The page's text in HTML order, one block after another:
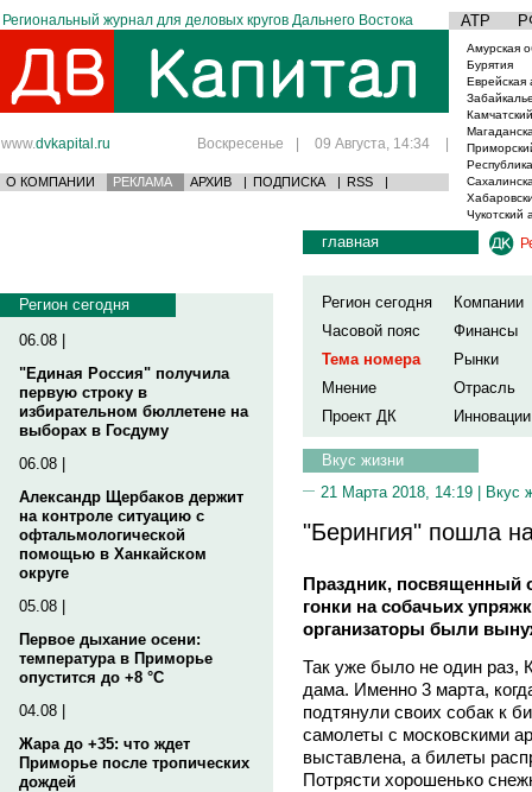
Региональный журнал для деловых кругов Дальнего Востока АТР
www.dvkapital.ru Воскресенье | 09 Августа, 14:34 |
О КОМПАНИИ РЕКЛАМА АРХИВ | ПОДПИСКА | RSS |
Амурская
Бурятия
Еврейская
Чукотский
Регион сегодня
06.08 |
"Единая Россия" получила
первую строку в
избирательном бюллетене на
выборах в Госдуму
06.08 |
Александр Щербаков держит
на контроле ситуацию с
офтальмологической
помощью в Ханкайском
округе
05.08 |
Первое дыхание осени:
температура в Приморье
опустится до +8 °C
04.08 |
Жара до +35: что ждет
Приморье после тропических
дождей
главная
Регион сегодня
Компании
Часовой пояс
Финансы
Тема номера
Рынки
Мнение
Отрасль
Проект ДК
Инновации
Вкус жизни
21 Марта 2018, 14:19 | Вкус
"Берингия" пошла
Праздник, посвященный
гонки на собачьих
организаторы были
Так уже было не один раз,
дама. Именно 3 марта,
подтянули своих собак к
самолеты с московскими
выставлена, а билеты
Потрясти хорошенько